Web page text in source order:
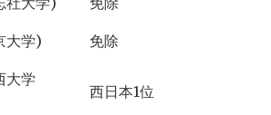
大学) 免除
大学
西日本1位